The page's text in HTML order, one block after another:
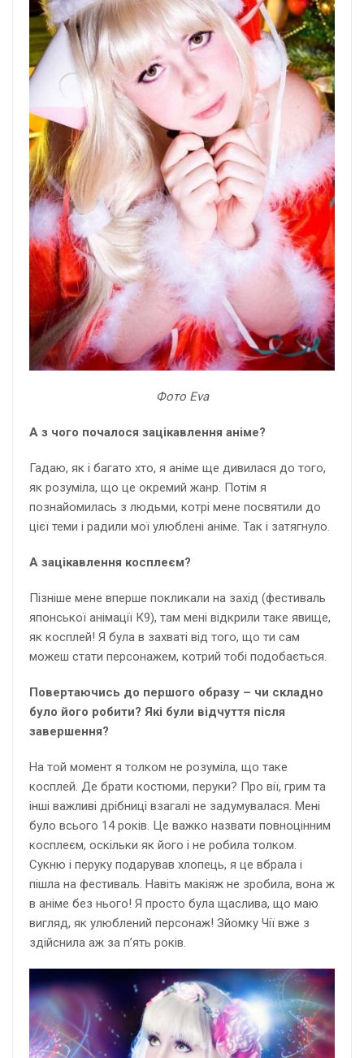
Фото Eva
А з чого почалося зацікавлення аніме?
Гадаю, як і багато хто, я аніме ще дивилася до того,
як розуміла, що це окремий жанр. Потім я
познайомилась з людьми, котрі мене посвятили до
цієї теми і радили мої улюблені аніме. Так і затягнуло.
А зацікавлення косплеєм?
Пізніше мене вперше покликали на захід (фестиваль
японської анімації К9), там мені відкрили таке явище,
як косплей! Я була в захваті від того, що ти сам
можеш стати персонажем, котрий тобі подобається.
Повертаючись до першого образу – чи складно
було його робити? Які були відчуття після
завершення?
На той момент я толком не розуміла, що таке
косплей. Де брати костюми, перуки? Про вії, грим та
інші важливі дрібниці взагалі не задумувалася. Мені
було всього 14 років. Це важко назвати повноцінним
косплеєм, оскільки як його і не робила толком.
Сукню і перуку подарував хлопець, я це вбрала і
пішла на фестиваль. Навіть макіяж не зробила, вона ж
в аніме без нього! Я просто була щаслива, що маю
вигляд, як улюблений персонаж! Зйомку Чії вже з
здійснила аж за п’ять років.